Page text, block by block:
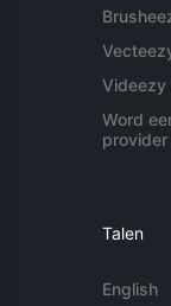
Videezy
Word
provider
Talen
English